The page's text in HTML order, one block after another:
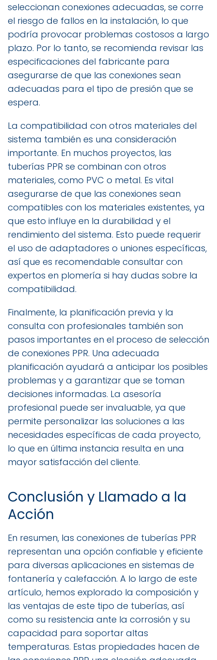
seleccionan conexiones adecuadas, se corre
el riesgo de fallos en la instalación, lo que
podría provocar problemas costosos a largo
plazo. Por lo tanto, se recomienda revisar las
especificaciones del fabricante para
asegurarse de que las conexiones sean
adecuadas para el tipo de presión que se
espera.
La compatibilidad con otros materiales del
sistema también es una consideración
importante. En muchos proyectos, las
tuberías PPR se combinan con otros
materiales, como PVC o metal. Es vital
asegurarse de que las conexiones sean
compatibles con los materiales existentes, ya
que esto influye en la durabilidad y el
rendimiento del sistema. Esto puede requerir
el uso de adaptadores o uniones específicas,
así que es recomendable consultar con
expertos en plomería si hay dudas sobre la
compatibilidad.
Finalmente, la planificación previa y la
consulta con profesionales también son
pasos importantes en el proceso de selección
de conexiones PPR. Una adecuada
planificación ayudará a anticipar los posibles
problemas y a garantizar que se toman
decisiones informadas. La asesoría
profesional puede ser invaluable, ya que
permite personalizar las soluciones a las
necesidades específicas de cada proyecto,
lo que en última instancia resulta en una
mayor satisfacción del cliente.
Conclusión y Llamado a la
Acción
En resumen, las conexiones de tuberías PPR
representan una opción confiable y eficiente
para diversas aplicaciones en sistemas de
fontanería y calefacción. A lo largo de este
artículo, hemos explorado la composición y
las ventajas de este tipo de tuberías, así
como su resistencia ante la corrosión y su
capacidad para soportar altas
temperaturas. Estas propiedades hacen de